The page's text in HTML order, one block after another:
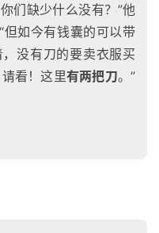
们缺少什么没有？”他
但如今有钱囊的可以带
没有刀的要卖衣服买
看！这里有两把刀。”